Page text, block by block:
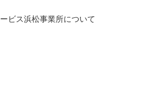
ビス浜松事業所について